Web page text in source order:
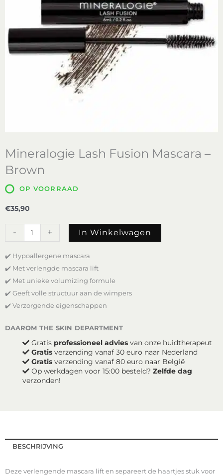
Mineralogie Lash Fusion Mascara –
Brown
OP VOORRAAD
€35,90
-
Mascara
aantal
+ In Winkelwagen
✔️ Hypoallergene mascara
✔️ Met verlengde mascara lift
✔️ Met unieke volumizing formule
✔️ Geeft volle structuur aan de wimpers
✔️ Verzorgende eigenschappen
daarom the skin department
Gratis professioneel advies van onze huidtherapeut
Gratis verzending vanaf 30 euro naar Nederland
Gratis verzending vanaf 80 euro naar België
Op werkdagen voor 15:00 besteld? Zelfde dag
verzonden!
BESCHRIJVING
Deze verlengende mascara lift en separeert de haartjes stuk voor